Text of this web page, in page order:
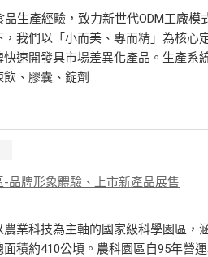
生產經驗，致力新世代ODM工廠模
我們以「小而美、專而精」為核心
速開發具市場差異化產品。生產系
、膠囊、錠劑...
-品牌形象體驗、上市新產品展售
業科技為主軸的國家級科學園區，
積約410公頃。農科園區自95年營